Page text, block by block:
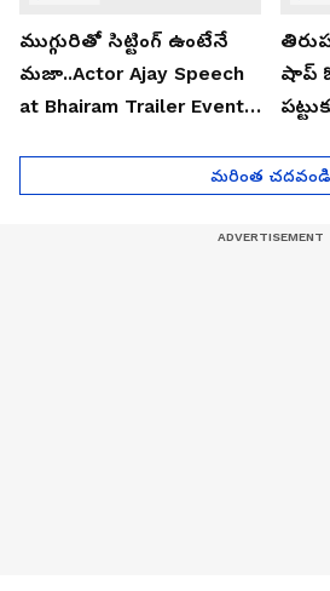
ముగ్గురితో సిట్టింగ్ ఉంటేనే
మజా..Actor Ajay Speech
at Bhairam Trailer Event |
షాప్
మరింత చదవండి